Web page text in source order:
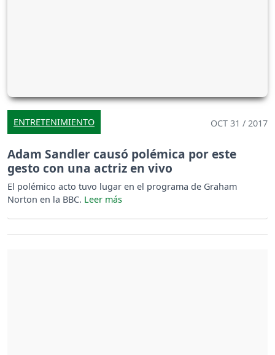
ENTRETENIMIENTO OCT 31 / 2017
Adam Sandler causó polémica por este
gesto con una actriz en vivo
El polémico acto tuvo lugar en el programa de Graham
Norton en la BBC.